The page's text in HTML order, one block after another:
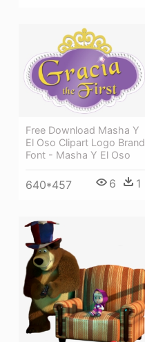
Free Download Masha Y
El Oso Clipart Logo Brand
Font - Masha Y El Oso
640*457 6 1